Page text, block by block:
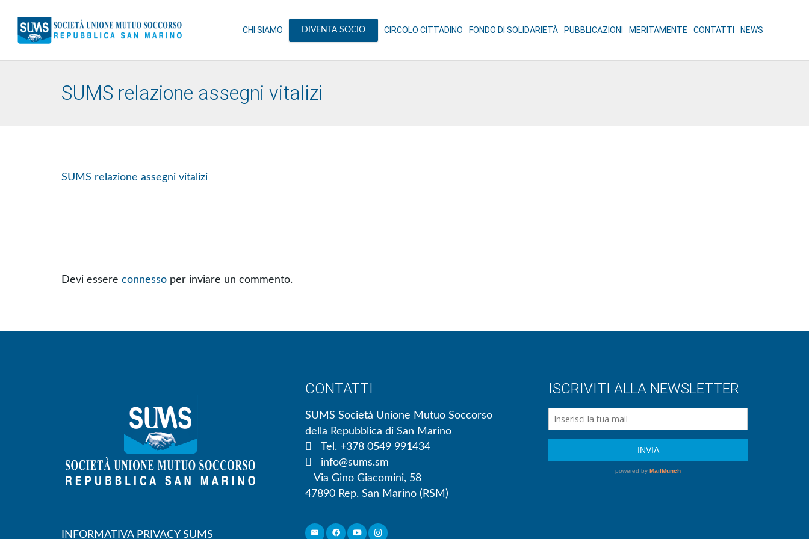
CHI SIAMO DIVENTA SOCIO CIRCOLO CITTADINO FONDO DI SOLIDARIETÀ PUBBLICAZIONI MERITAMENTE CONTATTI NEWS
SUMS relazione assegni vitalizi
SUMS relazione assegni vitalizi
Devi essere connesso per inviare un commento.
INFORMATIVA PRIVACY SUMS
CONTATTI
SUMS Società Unione Mutuo Soccorso
della Repubblica di San Marino
Tel. +378 0549 991434
info@sums.sm
Via Gino Giacomini, 58
47890 Rep. San Marino (RSM)
ISCRIVITI ALLA NEWSLETTER